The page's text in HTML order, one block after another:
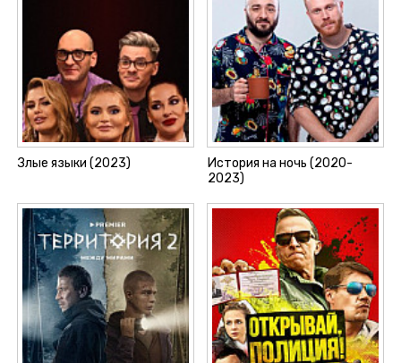
Злые языки (2023)
История на ночь (2020-
2023)